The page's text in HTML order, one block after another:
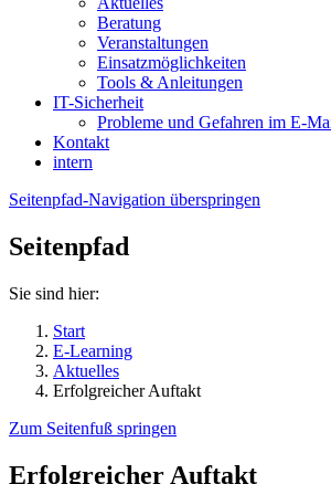
Beratung
Veranstaltungen
Einsatzmöglichkeiten
Tools & Anleitungen
IT-Sicherheit
Probleme und Gefahren im E-
Kontakt
intern
Seitenpfad-Navigation überspringen
Seitenpfad
Sie sind hier:
Start
E-Learning
Aktuelles
Erfolgreicher Auftakt
Zum Seitenfuß springen
Erfolgreicher Auftakt